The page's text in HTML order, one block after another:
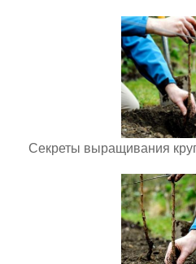
Секреты выращивания